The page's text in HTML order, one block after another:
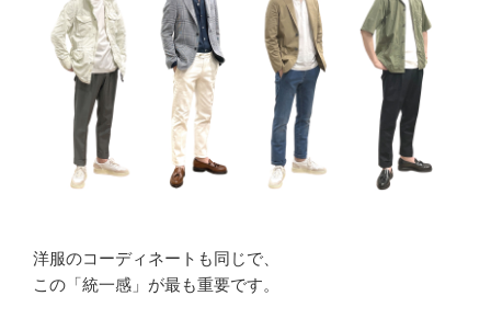
洋服のコーディネートも同じで、
この「統一感」が最も重要です。